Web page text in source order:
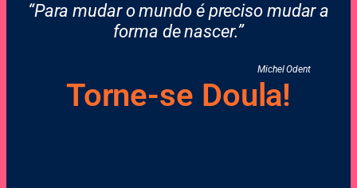
“Para mudar o mundo é preciso mudar a
forma de nascer.”
Michel Odent
Torne-se Doula!